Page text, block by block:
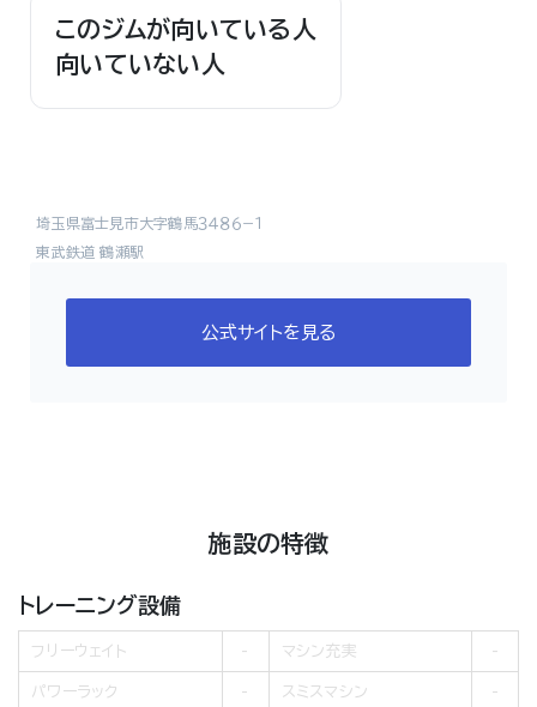
このジムが向いている人
向いていない人
埼玉県富士見市大字鶴馬３４８６−１
東武鉄道 鶴瀬駅
公式サイトを見る
施設の特徴
トレーニング設備
フリーウェイト マシン充実
パワーラック スミスマシン